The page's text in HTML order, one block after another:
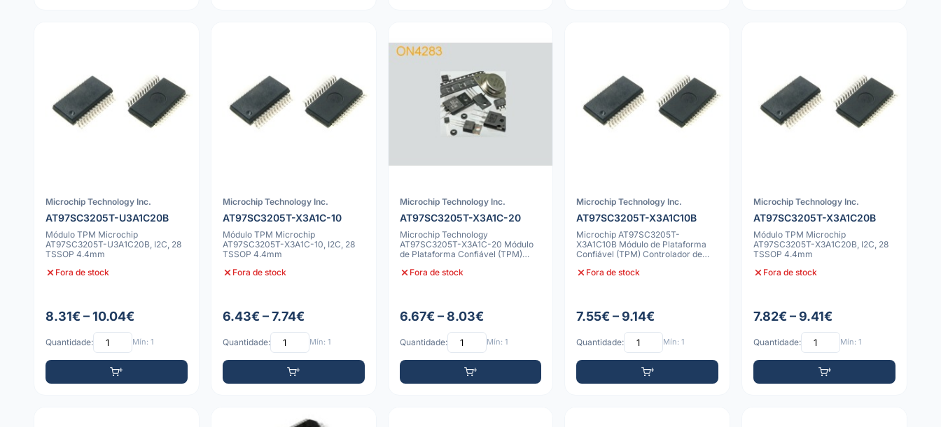
Microchip Technology Inc.
AT97SC3205T-U3A1C20B
Módulo TPM Microchip
AT97SC3205T-U3A1C20B, I2C, 28
TSSOP 4.4mm
Fora de stock
8.31€ – 10.04€
Quantidade: Mín: 1
Microchip Technology Inc.
AT97SC3205T-X3A1C-10
Módulo TPM Microchip
AT97SC3205T-X3A1C-10, I2C, 28
TSSOP 4.4mm
Fora de stock
6.43€ – 7.74€
Quantidade: Mín: 1
Microchip Technology Inc.
AT97SC3205T-X3A1C-20
Microchip Technology
AT97SC3205T-X3A1C-20 Módulo
de Plataforma Confiável (TPM)
Fora de stock
6.67€ – 8.03€
Quantidade: Mín: 1
Microchip Technology Inc.
AT97SC3205T-X3A1C10B
Microchip AT97SC3205T-
X3A1C10B Módulo de Plataforma
Confiável (TPM) Controlador de
Fora de stock
7.55€ – 9.14€
Quantidade: Mín: 1
Microchip Technology Inc.
AT97SC3205T-X3A1C20B
Módulo TPM Microchip
AT97SC3205T-X3A1C20B, I2C, 28
TSSOP 4.4mm
Fora de stock
7.82€ – 9.41€
Quantidade: Mín: 1